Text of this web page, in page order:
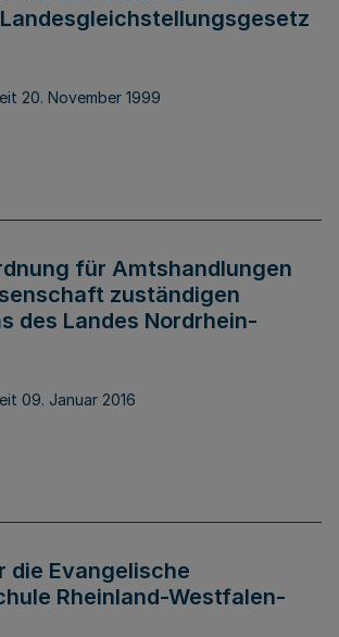
20. November 1999
für Amtshandlungen
zuständigen
des Landes Nordrhein-
09. Januar 2016
die Evangelische
Rheinland-Westfalen-